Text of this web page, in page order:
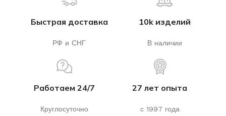
Быстрая доставка
РФ и СНГ
10k изделий
В наличии
Работаем 24/7
Круглосуточно
27 лет опыта
с 1997 года